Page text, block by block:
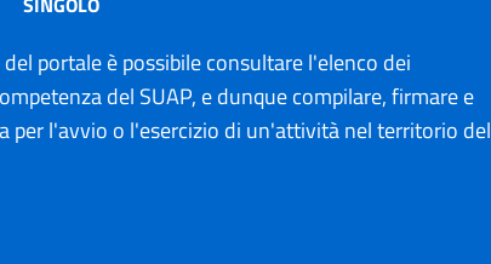
portale è possibile consultare l'elenco dei
del SUAP, e dunque compilare, firmare e
per l'avvio o l'esercizio di un'attività nel territorio del